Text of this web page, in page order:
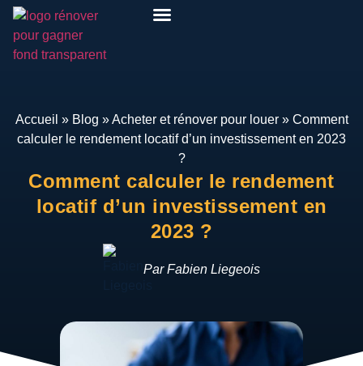
Accueil » Blog »Acheter et rénover pour louer» Comment
calculer le rendement locatif d’un investissement en 2023
?
Comment calculer le rendement
locatif d’un investissement en
2023 ?
Par Fabien Liegeois